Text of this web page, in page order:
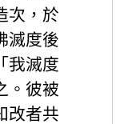
次，於
滅度後
我滅度
。彼被
改者共